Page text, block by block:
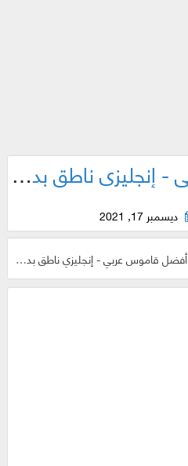
أفضل قاموس عربي - إنجليزي ناطق بدون انترنت..
ديسمبر 17, 2021
أفضل قاموس عربي - إنجليزي ناطق بدون انترنت..